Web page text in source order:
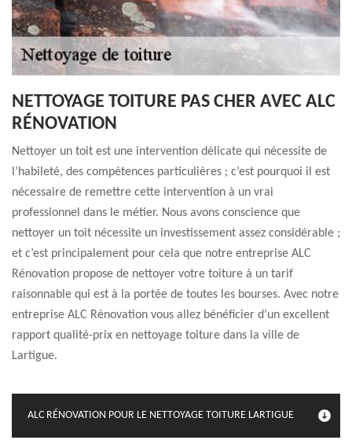
NETTOYAGE TOITURE PAS CHER AVEC ALC
RÉNOVATION
Nettoyer un toit est une intervention délicate qui nécessite de
l’habileté, des compétences particulières ; c’est pourquoi il est
nécessaire de remettre cette intervention à un vrai
professionnel dans le métier. Nous avons conscience que
nettoyer un toit nécessite un investissement assez considérable ;
et c’est principalement pour cela que notre entreprise ALC
Rénovation propose de nettoyer votre toiture à un tarif
raisonnable qui est à la portée de toutes les bourses. Avec notre
entreprise ALC Rénovation vous allez bénéficier d’un excellent
rapport qualité-prix en nettoyage toiture dans la ville de
Lartigue.
ALC RÉNOVATION POUR LE NETTOYAGE TOITURE LARTIGUE